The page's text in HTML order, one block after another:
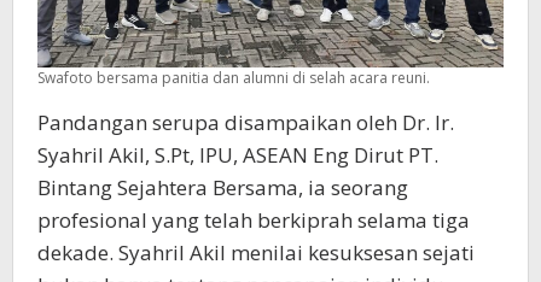
Swafoto bersama panitia dan alumni di selah acara reuni.
Pandangan serupa disampaikan oleh Dr. Ir.
Syahril Akil, S.Pt, IPU, ASEAN Eng Dirut PT.
Bintang Sejahtera Bersama, ia seorang
profesional yang telah berkiprah selama tiga
dekade. Syahril Akil menilai kesuksesan sejati